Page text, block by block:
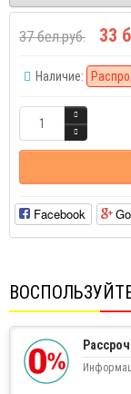
37 бел.руб. 33
Наличие:
Facebook